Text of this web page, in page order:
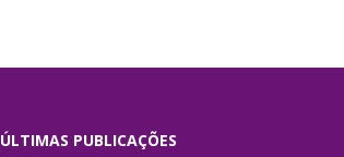
ÚLTIMAS PUBLICAÇÕES